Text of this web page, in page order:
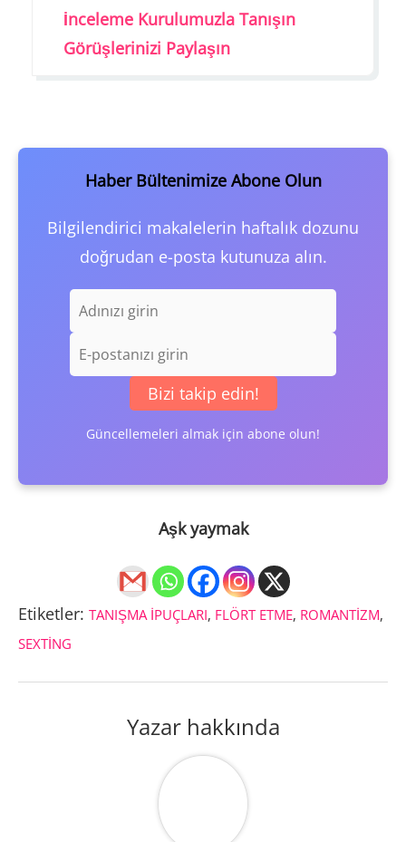
İnceleme Kurulumuzla Tanışın
Görüşlerinizi Paylaşın
Haber Bültenimize Abone Olun
Bilgilendirici makalelerin haftalık dozunu
doğrudan e-posta kutunuza alın.
Bizi takip edin!
Güncellemeleri almak için abone olun!
Aşk yaymak
Etiketler: TANIŞMA İPUÇLARI, FLÖRT ETME, ROMANTIZM,
SEXTING
Yazar hakkında